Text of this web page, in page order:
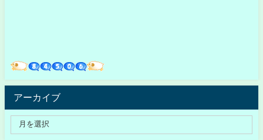
アーカイブ